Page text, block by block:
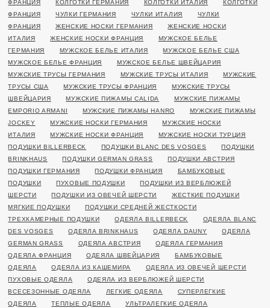
ФРАНЦИЯ
КОЛГОТКИ ГЕРМАНИЯ КОЛГОТКИ ИТАЛИЯ
КОЛГОТКИ
ФРАНЦИЯ
ЧУЛКИ ГЕРМАНИЯ ЧУЛКИ ИТАЛИЯ
ЧУЛКИ
ФРАНЦИЯ
ЖЕНСКИЕ НОСКИ ГЕРМАНИЯ
ЖЕНСКИЕ НОСКИ
ИТАЛИЯ
ЖЕНСКИЕ НОСКИ ФРАНЦИЯ
МУЖСКОЕ БЕЛЬЕ
ГЕРМАНИЯ
МУЖСКОЕ БЕЛЬЕ ИТАЛИЯ
МУЖСКОЕ БЕЛЬЕ США
МУЖСКОЕ БЕЛЬЕ ФРАНЦИЯ
МУЖСКОЕ БЕЛЬЕ ШВЕЙЦАРИЯ
МУЖСКИЕ ТРУСЫ ГЕРМАНИЯ
МУЖСКИЕ ТРУСЫ ИТАЛИЯ
МУЖСКИЕ
ТРУСЫ США
МУЖСКИЕ ТРУСЫ ФРАНЦИЯ
МУЖСКИЕ ТРУСЫ
ШВЕЙЦАРИЯ
МУЖСКИЕ ПИЖАМЫ CALIDA
МУЖСКИЕ ПИЖАМЫ
EMPORIO ARMANI
МУЖСКИЕ ПИЖАМЫ HANRO
МУЖСКИЕ ПИЖАМЫ
JOCKEY
МУЖСКИЕ НОСКИ ГЕРМАНИЯ
МУЖСКИЕ НОСКИ
ИТАЛИЯ
МУЖСКИЕ НОСКИ ФРАНЦИЯ
МУЖСКИЕ НОСКИ ТУРЦИЯ
ПОДУШКИ BILLERBECK
ПОДУШКИ BLANC DES VOSGES
ПОДУШКИ
BRINKHAUS
ПОДУШКИ GERMAN GRASS
ПОДУШКИ АВСТРИЯ
ПОДУШКИ ГЕРМАНИЯ
ПОДУШКИ ФРАНЦИЯ
БАМБУКОВЫЕ
ПОДУШКИ
ПУХОВЫЕ ПОДУШКИ
ПОДУШКИ ИЗ ВЕРБЛЮЖЕЙ
ШЕРСТИ
ПОДУШКИ ИЗ ОВЕЧЕЙ ШЕРСТИ
ЖЕСТКИЕ ПОДУШКИ
МЯГКИЕ ПОДУШКИ
ПОДУШКИ СРЕДНЕЙ ЖЕСТКОСТИ
ТРЕХКАМЕРНЫЕ ПОДУШКИ
ОДЕЯЛА BILLERBECK
ОДЕЯЛА BLANC
DES VOSGES
ОДЕЯЛА BRINKHAUS ОДЕЯЛА DAUNY
ОДЕЯЛА
GERMAN GRASS
ОДЕЯЛА АВСТРИЯ
ОДЕЯЛА ГЕРМАНИЯ
ОДЕЯЛА ФРАНЦИЯ
ОДЕЯЛА ШВЕЙЦАРИЯ
БАМБУКОВЫЕ
ОДЕЯЛА
ОДЕЯЛА ИЗ КАШЕМИРА
ОДЕЯЛА ИЗ ОВЕЧЕЙ ШЕРСТИ
ПУХОВЫЕ ОДЕЯЛА
ОДЕЯЛА ИЗ ВЕРБЛЮЖЕЙ ШЕРСТИ
ВСЕСЕЗОННЫЕ ОДЕЯЛА
ЛЕГКИЕ ОДЕЯЛА
СУПЕРЛЕГКИЕ
ОДЕЯЛА
ТЕПЛЫЕ ОДЕЯЛА
УЛЬТРАЛЕГКИЕ ОДЕЯЛА